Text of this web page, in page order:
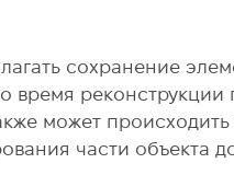
сохранение
время реконструкции
может
части объекта